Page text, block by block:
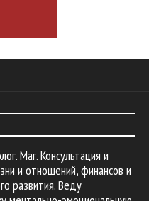
Маг. Консультация и
и отношений, финансов и
развития. Веду